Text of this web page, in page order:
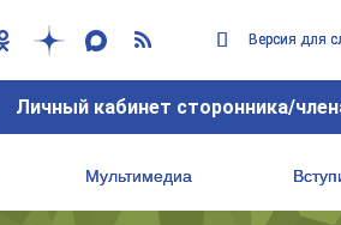
Версия для
Личный кабинет сторонника/
Мультимедиа
Версия для
Личный кабинет сторонника/
Мультимедиа